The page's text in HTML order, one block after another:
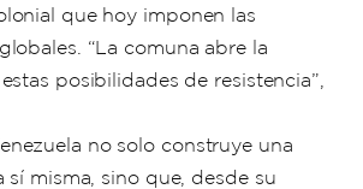
que hoy imponen las
“La comuna abre la
posibilidades de resistencia”,
no solo construye una
sí misma, sino que, desde su